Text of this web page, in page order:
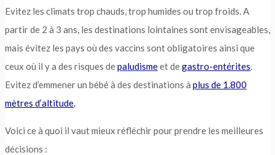
Evitez les climats trop chauds, trop humides ou trop froids. A
partir de 2 à 3 ans, les destinations lointaines sont envisageables,
mais évitez les pays où des vaccins sont obligatoires ainsi que
ceux où il y a des risques depaludismeet degastro-entérites.
Evitez d’emmener un bébé à des destinations à plus de 1.800
mètres d’altitude.
Voici ce à quoi il vaut mieux réfléchir pour prendre les meilleures
décisions :